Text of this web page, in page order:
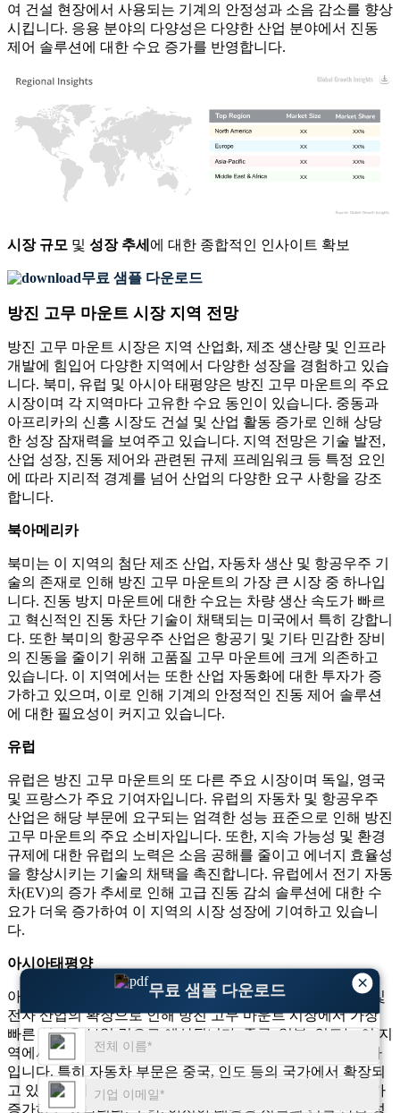
×
무료 샘플 다운로드
여 건설 현장에서 사용되는 기계의 안정성과 소음 감소를 향상
시킵니다. 응용 분야의 다양성은 다양한 산업 분야에서 진동
제어 솔루션에 대한 수요 증가를 반영합니다.
XX%
XX
XX%
XX
XX%
XX
XX%
XX
시장 규모 및 성장 추세 에 대한 종합적인 인사이트 확보
무료 샘플 다운로드
방진 고무 마운트 시장 지역 전망
방진 고무 마운트 시장은 지역 산업화, 제조 생산량 및 인프라
개발에 힘입어 다양한 지역에서 다양한 성장을 경험하고 있습
니다. 북미, 유럽 및 아시아 태평양은 방진 고무 마운트의 주요
시장이며 각 지역마다 고유한 수요 동인이 있습니다. 중동과
아프리카의 신흥 시장도 건설 및 산업 활동 증가로 인해 상당
한 성장 잠재력을 보여주고 있습니다. 지역 전망은 기술 발전,
산업 성장, 진동 제어와 관련된 규제 프레임워크 등 특정 요인
에 따라 지리적 경계를 넘어 산업의 다양한 요구 사항을 강조
합니다.
북아메리카
북미는 이 지역의 첨단 제조 산업, 자동차 생산 및 항공우주 기
술의 존재로 인해 방진 고무 마운트의 가장 큰 시장 중 하나입
니다. 진동 방지 마운트에 대한 수요는 차량 생산 속도가 빠르
고 혁신적인 진동 차단 기술이 채택되는 미국에서 특히 강합니
다. 또한 북미의 항공우주 산업은 항공기 및 기타 민감한 장비
의 진동을 줄이기 위해 고품질 고무 마운트에 크게 의존하고
있습니다. 이 지역에서는 또한 산업 자동화에 대한 투자가 증
가하고 있으며, 이로 인해 기계의 안정적인 진동 제어 솔루션
에 대한 필요성이 커지고 있습니다.
유럽
유럽은 방진 고무 마운트의 또 다른 주요 시장이며 독일, 영국
및 프랑스가 주요 기여자입니다. 유럽의 자동차 및 항공우주
산업은 해당 부문에 요구되는 엄격한 성능 표준으로 인해 방진
고무 마운트의 주요 소비자입니다. 또한, 지속 가능성 및 환경
규제에 대한 유럽의 노력은 소음 공해를 줄이고 에너지 효율성
을 향상시키는 기술의 채택을 촉진합니다. 유럽에서 전기 자동
차(EV)의 증가 추세로 인해 고급 진동 감쇠 솔루션에 대한 수
요가 더욱 증가하여 이 지역의 시장 성장에 기여하고 있습니
다.
아시아태평양
아시아 태평양 지역은 급속한 산업화, 인프라 개발, 자동차 및
전자 산업의 확장으로 인해 방진 고무 마운트 시장에서 가장
빠른 성장을 보일 것으로 예상됩니다. 중국, 일본, 인도는 이 지
역에서 방진 고무 마운트를 가장 많이 소비하는 국가 중 하나
입니다. 특히 자동차 부문은 중국, 인도 등의 국가에서 확장되
고 있으며, 이로 인해 차량의 진동 제어 솔루션에 대한 수요가
증가하고 있습니다. 또한, 아시아 태평양 지역의 건설 산업 성